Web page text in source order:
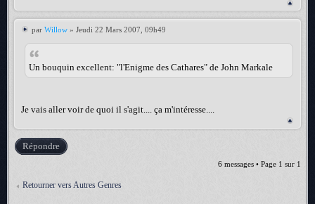
par Willow » Jeudi 22 Mars 2007, 09h49
Un bouquin excellent: "l'Enigme des Cathares" de John Markale
Je vais aller voir de quoi il s'agit.... ça m'intéresse....
Répondre
6 messages • Page 1 sur 1
Retourner vers Autres Genres